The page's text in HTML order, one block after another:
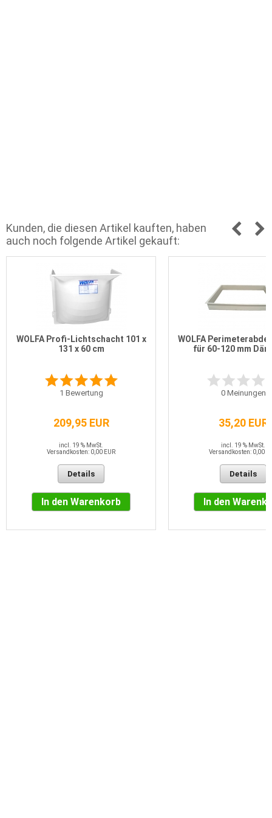
Kunden, die diesen Artikel kauften, haben
auch noch folgende Artikel gekauft:
WOLFA Profi-Lichtschacht 101 x
131 x 60 cm
1 Bewertung
209,95 EUR
incl. 19 % MwSt.
Versandkosten: 0,00 EUR
Details
In den Warenkorb
WOLFA
für 60-120 mm
0Meinungen
35,20 EUR
incl. 19 % MwSt.
Versandkosten: 0,00
Details
In den